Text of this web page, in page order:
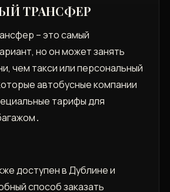
ТРАНСФЕР
– это самый
но он может занять
чем такси или персональный
автобусные компании
тарифы для
доступен в Дублине и
способ заказать